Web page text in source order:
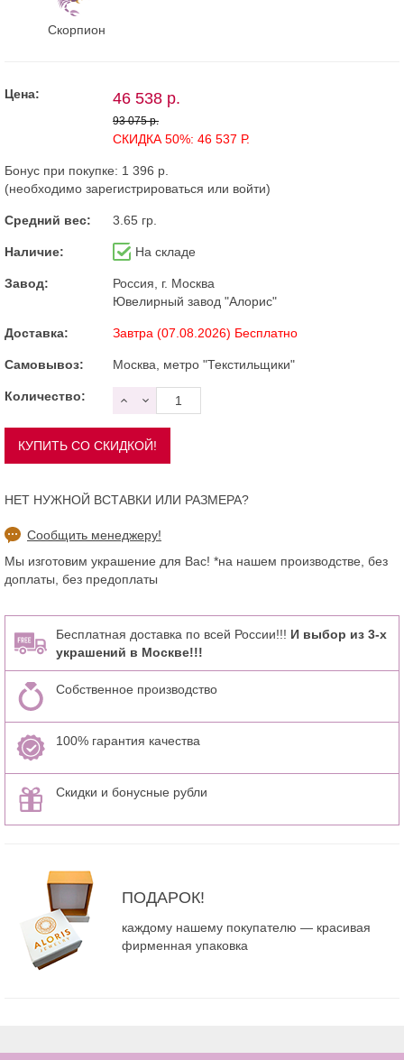
Скорпион
Цена: 46 538 р.
93 075 р.
СКИДКА 50%: 46 537 Р.
Бонус при покупке: 1 396 р.
(необходимо зарегистрироваться или войти)
Средний вес: 3.65 гр.
Наличие: На складе
Завод:
Россия, г. Москва
Ювелирный завод "Алорис"
Доставка: Завтра (07.08.2026) Бесплатно
Самовывоз: Москва, метро "Текстильщики"
Количество:
НЕТ НУЖНОЙ ВСТАВКИ ИЛИ РАЗМЕРА?
Сообщить менеджеру!
Мы изготовим украшение для Вас! *на нашем производстве, без
доплаты, без предоплаты
Бесплатная доставка по всей России!!! И выбор из 3-х
украшений в Москве!!!
Собственное производство
100% гарантия качества
Скидки и бонусные рубли
ПОДАРОК!
каждому нашему покупателю — красивая
фирменная упаковка